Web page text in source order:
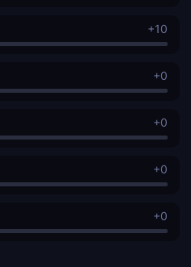
+10
+0
+0
+0
+0